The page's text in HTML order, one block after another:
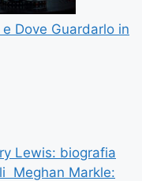
Dove Guardarlo in
Lewis: biografia
Meghan Markle: